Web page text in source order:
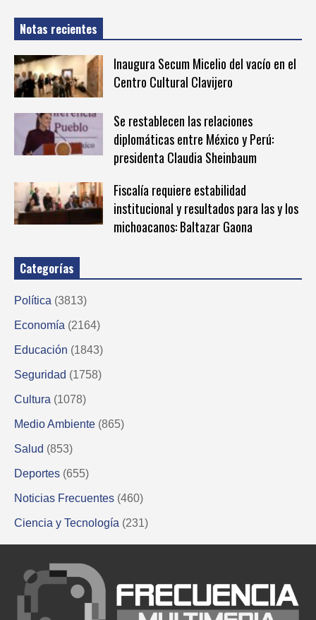
Notas recientes
Inaugura Secum Micelio del vacío en el
Centro Cultural Clavijero
Se restablecen las relaciones
diplomáticas entre México y Perú:
presidenta Claudia Sheinbaum
Fiscalía requiere estabilidad
institucional y resultados para las y los
michoacanos: Baltazar Gaona
Categorías
Política (3813)
Economía (2164)
Educación (1843)
Seguridad (1758)
Cultura (1078)
Medio Ambiente (865)
Salud (853)
Deportes (655)
Noticias Frecuentes (460)
Ciencia y Tecnología (231)